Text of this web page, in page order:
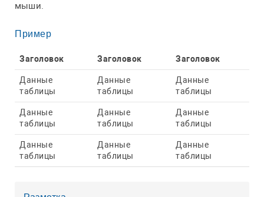
мыши.
Пример
Заголовок Заголовок Заголовок
Данные
таблицы
Данные
таблицы
Данные
таблицы
Данные
таблицы
Данные
таблицы
Данные
таблицы
Данные
таблицы
Данные
таблицы
Данные
таблицы